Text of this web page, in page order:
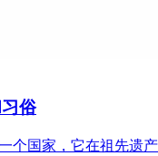
俗
个国家，它在祖先遗